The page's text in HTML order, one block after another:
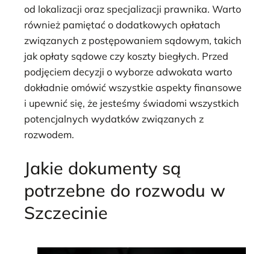
od lokalizacji oraz specjalizacji prawnika. Warto
również pamiętać o dodatkowych opłatach
związanych z postępowaniem sądowym, takich
jak opłaty sądowe czy koszty biegłych. Przed
podjęciem decyzji o wyborze adwokata warto
dokładnie omówić wszystkie aspekty finansowe
i upewnić się, że jesteśmy świadomi wszystkich
potencjalnych wydatków związanych z
rozwodem.
Jakie dokumenty są
potrzebne do rozwodu w
Szczecinie